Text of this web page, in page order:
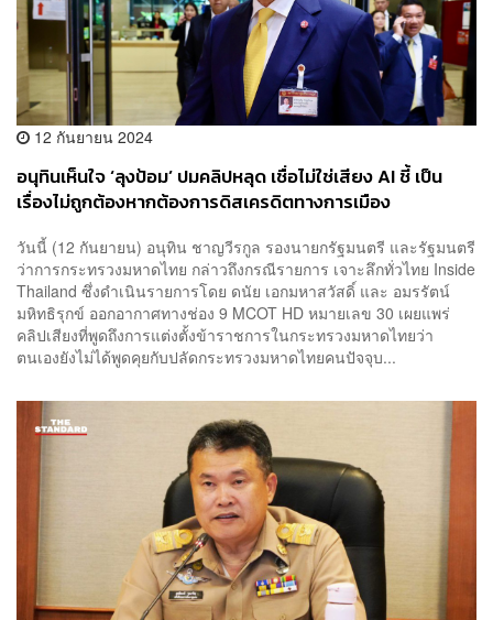
12 กันยายน 2024
อนุทินเห็นใจ ‘ลุงป้อม’ ปมคลิปหลุด เชื่อไม่ใช่เสียง AI ชี้ เป็น
เรื่องไม่ถูกต้องหากต้องการดิสเครดิตทางการเมือง
วันนี้ (12 กันยายน) อนุทิน ชาญวีรกูล รองนายกรัฐมนตรี และรัฐมนตรี
ว่าการกระทรวงมหาดไทย กล่าวถึงกรณีรายการ เจาะลึกทั่วไทย Inside
Thailand ซึ่งดำเนินรายการโดย ดนัย เอกมหาสวัสดิ์ และ อมรรัตน์
มหิทธิรุกข์ ออกอากาศทางช่อง 9 MCOT HD หมายเลข 30 เผยแพร่
คลิปเสียงที่พูดถึงการแต่งตั้งข้าราชการในกระทรวงมหาดไทยว่า
ตนเองยังไม่ได้พูดคุยกับปลัดกระทรวงมหาดไทยคนปัจจุบ...